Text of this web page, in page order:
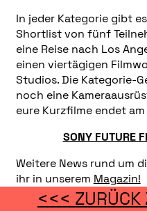
In jeder Kategorie gibt
Shortlist von fünf
eine Reise nach Los
einen viertägigen
Studios. Die Kategorie-
noch eine
eure Kurzfilme endet
SONY FUTURE
Weitere News rund um
ihr in unserem Magazin!
<<< ZURÜCK